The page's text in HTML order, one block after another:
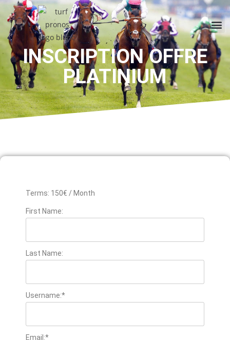
INSCRIPTION OFFRE
PLATINIUM
Terms: 150€ / Month
First Name:
Last Name:
Username:*
Email:*